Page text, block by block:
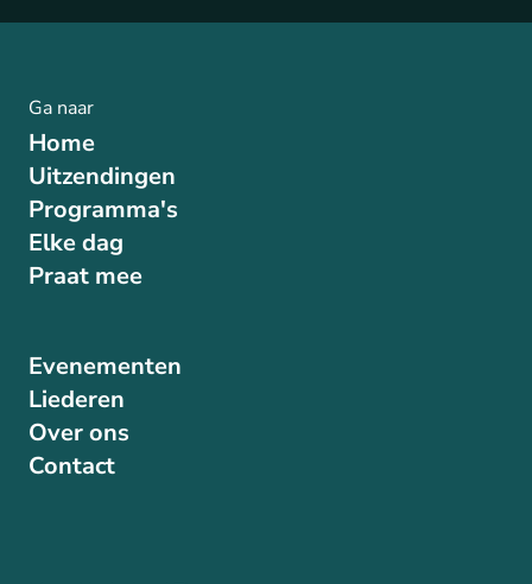
Ga naar
Home
Uitzendingen
Programma's
Elke dag
Praat mee
Evenementen
Liederen
Over ons
Contact